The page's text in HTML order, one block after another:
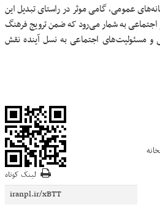
عمومی، گامی موثر در راستای تبدیل این
اجتماعی به شمار می‌رود که ضمن ترویج فرهنگ
و مسئولیت‌های اجتماعی به نسل آینده نقش
لینک کوتاه